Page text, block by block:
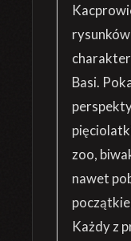
Basi.
zoo,
nawet
Każdy z